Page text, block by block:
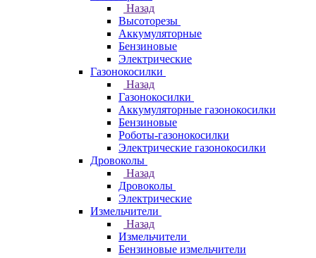
Назад
Высоторезы
Аккумуляторные
Бензиновые
Электрические
Газонокосилки
Назад
Газонокосилки
Аккумуляторные газонокосилки
Бензиновые
Роботы-газонокосилки
Электрические газонокосилки
Дровоколы
Назад
Дровоколы
Электрические
Измельчители
Назад
Измельчители
Бензиновые измельчители